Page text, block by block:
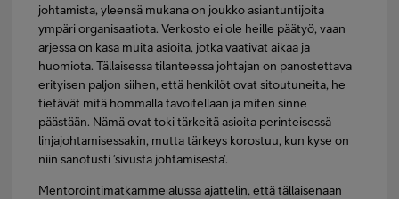
johtamista, yleensä mukana on joukko asiantuntijoita
ympäri organisaatiota. Verkosto ei ole heille päätyö, vaan
arjessa on kasa muita asioita, jotka vaativat aikaa ja
huomiota. Tällaisessa tilanteessa johtajan on panostettava
erityisen paljon siihen, että henkilöt ovat sitoutuneita, he
tietävät mitä hommalla tavoitellaan ja miten sinne
päästään. Nämä ovat toki tärkeitä asioita perinteisessä
linjajohtamisessakin, mutta tärkeys korostuu, kun kyse on
niin sanotusti ’sivusta johtamisesta’.
Mentorointimatkamme alussa ajattelin, että tällaisenaan